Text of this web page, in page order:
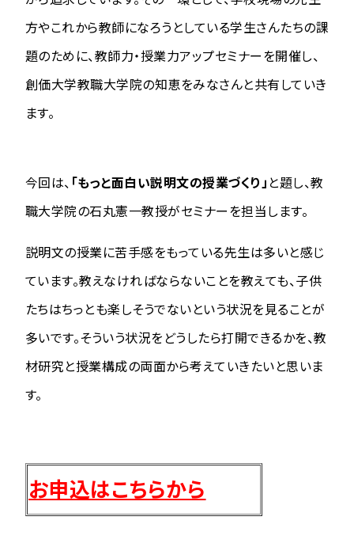
方やこれから教師になろうとしている学生さんたちの課
題のために、教師力・授業力アップセミナーを開催し、
創価大学教職大学院の知恵をみなさんと共有していき
ます。
今回は、 「もっと面白い説明文の授業づくり」 と題し、教
職大学院の石丸憲一教授がセミナーを担当します。
説明文の授業に苦手感をもっている先生は多いと感じ
ています。教えなければならないことを教えても、子供
たちはちっとも楽しそうでないという状況を見ることが
多いです。そういう状況をどうしたら打開できるかを、教
材研究と授業構成の両面から考えていきたいと思いま
す。
お申込はこちらから